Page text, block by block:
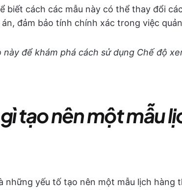
biết cách các mẫu này có thể thay đổi
án, đảm bảo tính chính xác trong việc
này để khám phá cách sử dụng Chế độ
tạo nên một mẫu
những yếu tố tạo nên một mẫu lịch hàng